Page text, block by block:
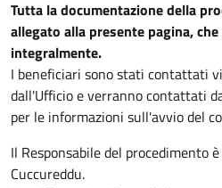
Tutta la documentazione della
allegato alla presente pagina,
integralmente.
I beneficiari sono stati contattati
dall'Ufficio e verranno contattati
per le informazioni sull'avvio del
Il Responsabile del procedimento
Cuccureddu.